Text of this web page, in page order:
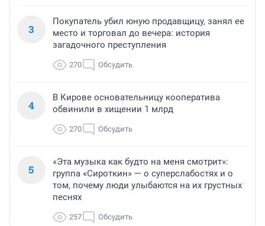
3
Покупатель убил юную продавщицу, занял ее
место и торговал до вечера: история
загадочного преступления
270 Обсудить
4
В Кирове основательницу кооператива
обвинили в хищении 1 млрд
270 Обсудить
5
«Эта музыка как будто на меня смотрит»:
группа «Сироткин» — о суперслабостях и о
том, почему люди улыбаются на их грустных
песнях
257 Обсудить